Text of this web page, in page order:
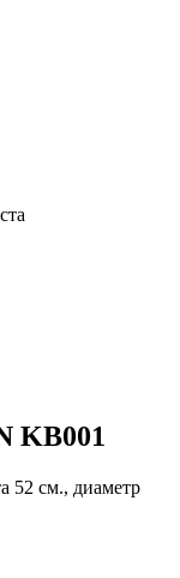
KB001
52 см., диаметр